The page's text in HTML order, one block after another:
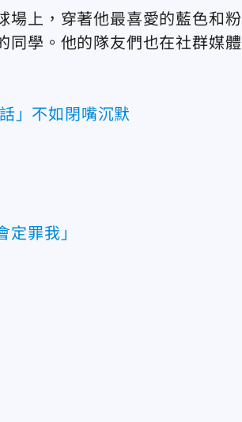
場上，穿著他最喜愛的藍色和粉
同學。他的隊友們也在社群媒體
」不如閉嘴沉默
罪我」